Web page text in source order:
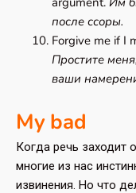
после ссоры.
Forgive me if I
Простите
ваши
My bad
Когда речь заходит
многие из нас
извинения. Но что